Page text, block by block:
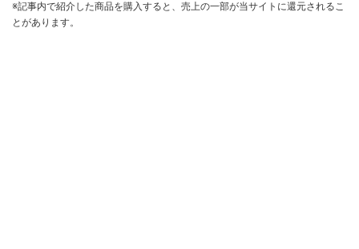
※記事内で紹介した商品を購入すると、売上の一部が当サイトに還元されるこ
とがあります。